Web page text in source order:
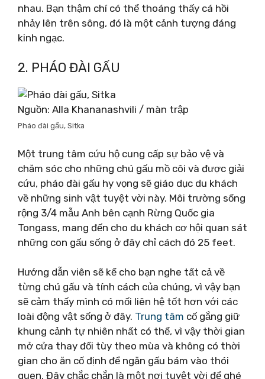
nhau. Bạn thậm chí có thể thoáng thấy cá hồi
nhảy lên trên sông, đó là một cảnh tượng đáng
kinh ngạc.
2. PHÁO ĐÀI GẤU
Nguồn: Alla Khananashvili / màn trập
Pháo đài gấu, Sitka
Một trung tâm cứu hộ cung cấp sự bảo vệ và
chăm sóc cho những chú gấu mồ côi và được giải
cứu, pháo đài gấu hy vọng sẽ giáo dục du khách
về những sinh vật tuyệt vời này. Môi trường sống
rộng 3/4 mẫu Anh bên cạnh Rừng Quốc gia
Tongass, mang đến cho du khách cơ hội quan sát
những con gấu sống ở đây chỉ cách đó 25 feet.
Hướng dẫn viên sẽ kể cho bạn nghe tất cả về
từng chú gấu và tính cách của chúng, vì vậy bạn
sẽ cảm thấy mình có mối liên hệ tốt hơn với các
loài động vật sống ở đây. Trung tâm cố gắng giữ
khung cảnh tự nhiên nhất có thể, vì vậy thời gian
mở cửa thay đổi tùy theo mùa và không có thời
gian cho ăn cố định để ngăn gấu bám vào thói
quen. Đây chắc chắn là một nơi tuyệt vời để ghé